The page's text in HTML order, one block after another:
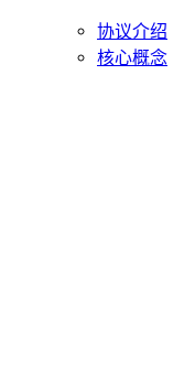
协议介绍
核心概念